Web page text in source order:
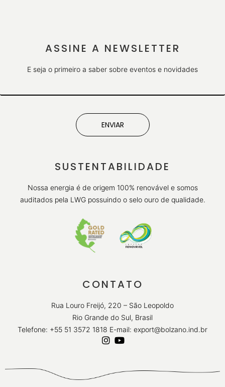
ASSINE A NEWSLETTER
E seja o primeiro a saber sobre eventos e novidades
ENVIAR
SUSTENTABILIDADE
Nossa energia é de origem 100% renovável e somos
auditados pela LWG possuindo o selo ouro de qualidade.
CONTATO
Rua Louro Freijó, 220 – São Leopoldo
Rio Grande do Sul, Brasil
Telefone: +55 51 3572 1818 E-mail: export@bolzano.ind.br